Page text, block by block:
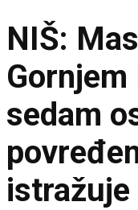
NIŠ:
sedam